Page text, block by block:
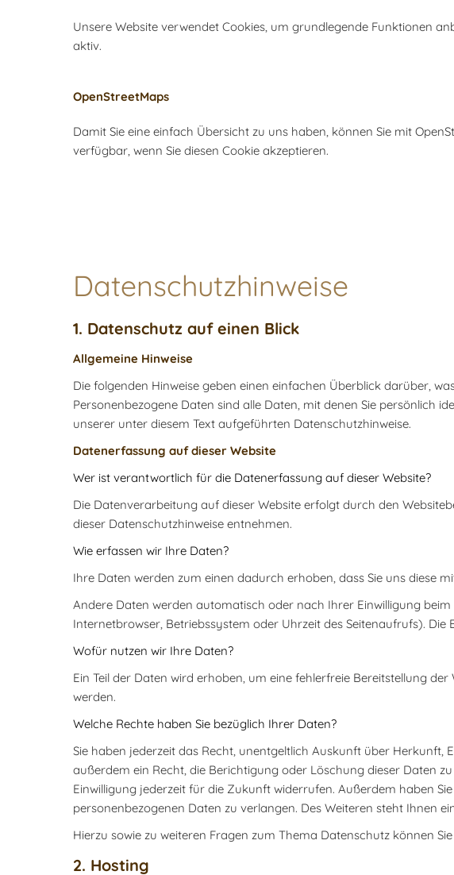
Unsere Website verwendet Cookies, um grundlegende Funktionen
aktiv.
OpenStreetMaps
Damit Sie eine einfach Übersicht zu uns haben, können Sie mit
verfügbar, wenn Sie diesen Cookie akzeptieren.
Datenschutz­hinweise
1. Datenschutz auf einen Blick
Allgemeine Hinweise
Die folgenden Hinweise geben einen einfachen Überblick darüber,
Personenbezogene Daten sind alle Daten, mit denen Sie persönlich
unserer unter diesem Text aufgeführten Datenschutzhinweise.
Datenerfassung auf dieser Website
Wer ist verantwortlich für die Datenerfassung auf dieser Website?
Die Datenverarbeitung auf dieser Website erfolgt durch den
dieser Datenschutzhinweise entnehmen.
Wie erfassen wir Ihre Daten?
Ihre Daten werden zum einen dadurch erhoben, dass Sie uns diese
Andere Daten werden automatisch oder nach Ihrer Einwilligung
Internetbrowser, Betriebssystem oder Uhrzeit des Seitenaufrufs).
Wofür nutzen wir Ihre Daten?
Ein Teil der Daten wird erhoben, um eine fehlerfreie Bereitstellung
werden.
Welche Rechte haben Sie bezüglich Ihrer Daten?
Sie haben jederzeit das Recht, unentgeltlich Auskunft über
außerdem ein Recht, die Berichtigung oder Löschung dieser Daten
Einwilligung jederzeit für die Zukunft widerrufen. Außerdem haben
personenbezogenen Daten zu verlangen. Des Weiteren steht Ihnen
Hierzu sowie zu weiteren Fragen zum Thema Datenschutz können
2. Hosting